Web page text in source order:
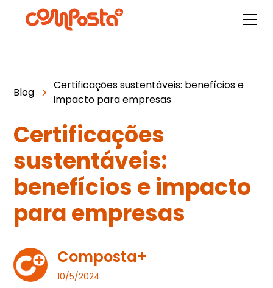
Blog
Certificações sustentáveis: benefícios e
impacto para empresas
Certificações
sustentáveis:
benefícios e impacto
para empresas
Composta+
10/5/2024